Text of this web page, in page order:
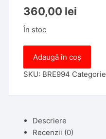
360,00 lei
În stoc
Cheie
SmartKey
433MHz
,
Adaugă în coș
SKU: BRE994
Descriere
Recenzii (0)